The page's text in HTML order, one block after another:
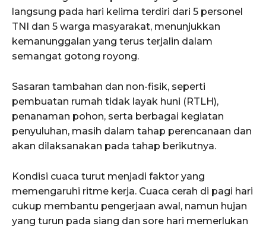
langsung pada hari kelima terdiri dari 5 personel
TNI dan 5 warga masyarakat, menunjukkan
kemanunggalan yang terus terjalin dalam
semangat gotong royong.
Sasaran tambahan dan non-fisik, seperti
pembuatan rumah tidak layak huni (RTLH),
penanaman pohon, serta berbagai kegiatan
penyuluhan, masih dalam tahap perencanaan dan
akan dilaksanakan pada tahap berikutnya.
Kondisi cuaca turut menjadi faktor yang
memengaruhi ritme kerja. Cuaca cerah di pagi hari
cukup membantu pengerjaan awal, namun hujan
yang turun pada siang dan sore hari memerlukan